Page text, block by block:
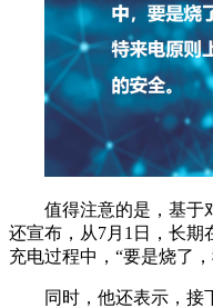
值得注意的是，基于
还宣布，从7月1日，长期
充电过程中，“要是烧了，
同时，他还表示，接